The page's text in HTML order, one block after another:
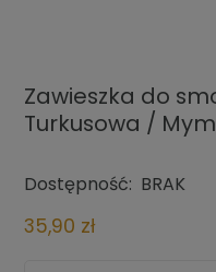
Zawieszka do
Turkusowa /
Dostępność: BRAK
35,90 zł